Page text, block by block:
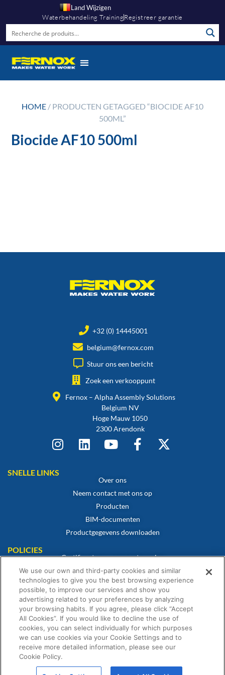
Land Wijzigen
Waterbehandeling TrainingRegistreer garantie
HOME / PRODUCTEN GETAGGED “BIOCIDE AF10
500ML”
Biocide AF10 500ml
+32 (0) 14445001
belgium@fernox.com
Stuur ons een bericht
Zoek een verkooppunt
Fernox – Alpha Assembly Solutions
Belgium NV
Hoge Mauw 1050
2300 Arendonk
SNELLE LINKS
Over ons
Neem contact met ons op
Producten
BIM-documenten
Productgegevens downloaden
POLICIES
Certificaat van overeenstemming
Cookiebeleid
Disclaimer
Privacybeleid
Algemene verkoopvoorwaarden
Garantieverklaring
We use our own and third-party cookies and similar
technologies to give you the best browsing experience
possible, to improve our services and show you
advertising related to your preferences by analyzing
your browsing habits. If you agree, please click “Accept
All Cookies”. If you would like to decline the use of
cookies, you can select individually for which purposes
we can use cookies via your Cookie Settings and to
receive more detailed information, please see our
Cookie Policy.